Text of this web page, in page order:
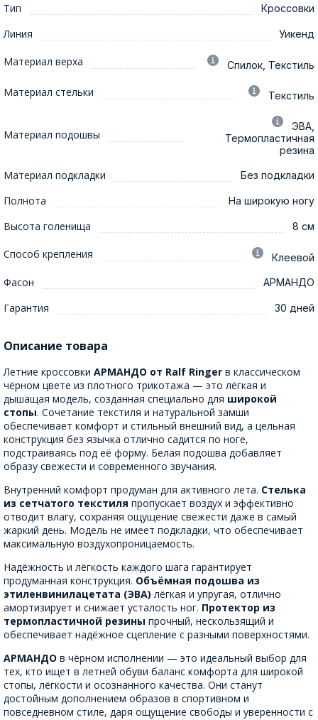
Тип Кроссовки
Линия Уикенд
Материал верха Спилок, Текстиль
Материал стельки Текстиль
Материал подошвы
ЭВА,
Термопластичная
резина
Материал подкладки Без подкладки
Полнота На широкую ногу
Высота голенища 8 см
Способ крепления Клеевой
Фасон АРМАНДО
Гарантия 30 дней
Описание товара
Летние кроссовки АРМАНДО от Ralf Ringer в классическом
чёрном цвете из плотного трикотажа — это лёгкая и
дышащая модель, созданная специально для широкой
стопы. Сочетание текстиля и натуральной замши
обеспечивает комфорт и стильный внешний вид, а цельная
конструкция без язычка отлично садится по ноге,
подстраиваясь под её форму. Белая подошва добавляет
образу свежести и современного звучания.
Внутренний комфорт продуман для активного лета. Стелька
из сетчатого текстиля пропускает воздух и эффективно
отводит влагу, сохраняя ощущение свежести даже в самый
жаркий день. Модель не имеет подкладки, что обеспечивает
максимальную воздухопроницаемость.
Надёжность и лёгкость каждого шага гарантирует
продуманная конструкция. Объёмная подошва из
этиленвинилацетата (ЭВА) лёгкая и упругая, отлично
амортизирует и снижает усталость ног. Протектор из
термопластичной резины прочный, нескользящий и
обеспечивает надёжное сцепление с разными поверхностями.
АРМАНДО в чёрном исполнении — это идеальный выбор для
тех, кто ищет в летней обуви баланс комфорта для широкой
стопы, лёгкости и осознанного качества. Они станут
достойным дополнением образов в спортивном и
повседневном стиле, даря ощущение свободы и уверенности с